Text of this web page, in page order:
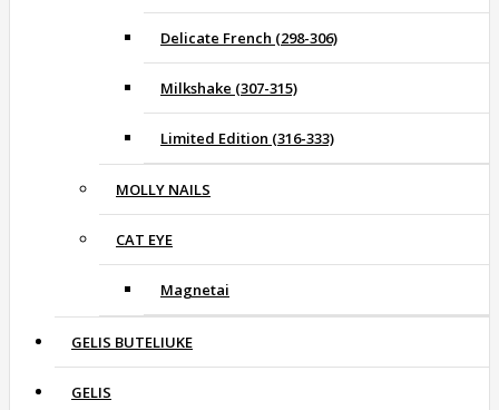
Delicate French (298-306)
Milkshake (307-315)
Limited Edition (316-333)
MOLLY NAILS
CAT EYE
Magnetai
GELIS BUTELIUKE
GELIS